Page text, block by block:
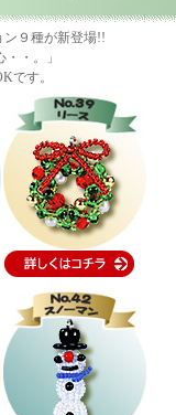
ン９種が新登場!!
・。」
です。